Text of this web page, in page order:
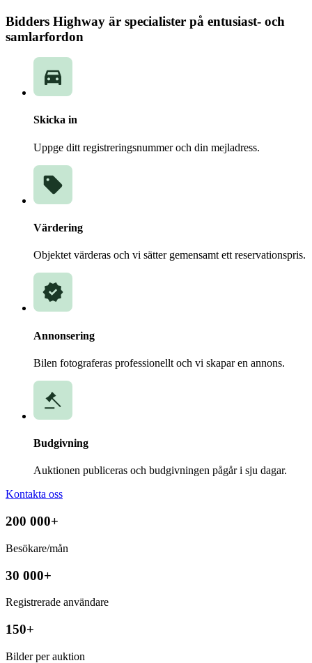
Bidders Highway är specialister på entusiast- och
samlarfordon
Skicka in
Uppge ditt registreringsnummer och din mejladress.
Värdering
Objektet värderas och vi sätter gemensamt ett reservationspris.
Annonsering
Bilen fotograferas professionellt och vi skapar en annons.
Budgivning
Auktionen publiceras och budgivningen pågår i sju dagar.
Kontakta oss
200 000+
Besökare/mån
30 000+
Registrerade användare
150+
Bilder per auktion